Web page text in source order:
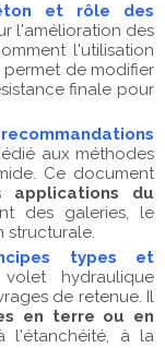
et rôle des
l'amélioration des
l'utilisation
permet de modifier
finale pour
aux méthodes
Ce document
applications du
des galeries, le
structurale.
types et
hydraulique
de retenue. Il
en terre ou en
l'étanchéité, à la